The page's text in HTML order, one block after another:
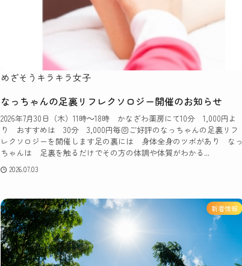
めざそうキラキラ女子
なっちゃんの足裏リフレクソロジー開催のお知らせ
2026年7月30日（木）11時～18時 かなざわ薬房にて10分 1,000円よ
り おすすめは 30分 3,000円毎回ご好評のなっちゃんの足裏リフ
レクソロジーを開催します足の裏には 身体全身のツボがあり なっ
ちゃんは 足裏を触るだけでその方の体調や体質がわかる...
2026.07.03
新着情報